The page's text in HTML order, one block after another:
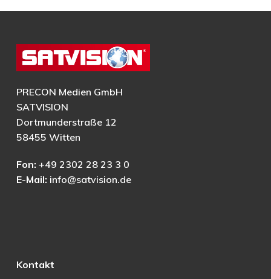
PRECON Medien GmbH
SATVISION
Dortmunderstraße 12
58455 Witten
Fon: +49 2302 28 23 3 0
E-Mail: info@satvision.de
Kontakt